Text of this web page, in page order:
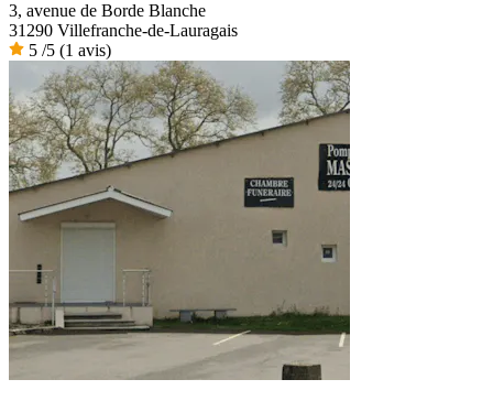
3, avenue de Borde Blanche
31290 Villefranche-de-Lauragais
5 /5 (1 avis)